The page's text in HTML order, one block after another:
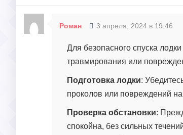
Роман 3 апреля, 2024 в 19:46
Для безопасного спуска
травмирования или
Подготовка лодки:
проколов или повреждений
Проверка обстановки:
спокойна, без сильных